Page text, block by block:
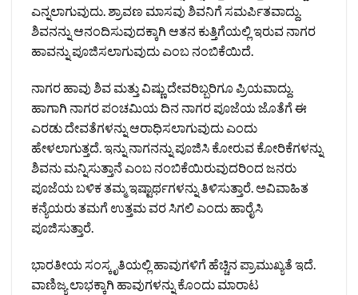
ಎನ್ನಲಾಗುವುದು. ಶ್ರಾವಣ ಮಾಸವು ಶಿವನಿಗೆ ಸಮರ್ಪಿತವಾದ್ದು.
ಶಿವನನ್ನು ಆನಂದಿಸುವುದಕ್ಕಾಗಿ ಆತನ ಕುತ್ತಿಗೆಯಲ್ಲಿ ಇರುವ ನಾಗರ
ಹಾವನ್ನು ಪೂಜಿಸಲಾಗುವುದು ಎಂಬ ನಂಬಿಕೆಯಿದೆ.
ನಾಗರ ಹಾವು ಶಿವ ಮತ್ತು ವಿಷ್ಣು ದೇವರಿಬ್ಬರಿಗೂ ಪ್ರಿಯವಾದ್ದು.
ಹಾಗಾಗಿ ನಾಗರ ಪಂಚಮಿಯ ದಿನ ನಾಗರ ಪೂಜೆಯ ಜೊತೆಗೆ ಈ
ಎರಡು ದೇವತೆಗಳನ್ನು ಆರಾಧಿಸಲಾಗುವುದು ಎಂದು
ಹೇಳಲಾಗುತ್ತದೆ. ಇನ್ನು ನಾಗನನ್ನು ಪೂಜಿಸಿ ಕೋರುವ ಕೋರಿಕೆಗಳನ್ನು
ಶಿವನು ಮನ್ನಿಸುತ್ತಾನೆ ಎಂಬ ನಂಬಿಕೆಯಿರುವುದರಿಂದ ಜನರು
ಪೂಜೆಯ ಬಳಿಕ ತಮ್ಮ ಇಷ್ಟಾರ್ಥಗಳನ್ನು ತಿಳಿಸುತ್ತಾರೆ. ಅವಿವಾಹಿತ
ಕನ್ಯೆಯರು ತಮಗೆ ಉತ್ತಮ ವರ ಸಿಗಲಿ ಎಂದು ಹಾರೈಸಿ
ಪೂಜಿಸುತ್ತಾರೆ.
ಭಾರತೀಯ ಸಂಸ್ಕೃತಿಯಲ್ಲಿ ಹಾವುಗಳಿಗೆ ಹೆಚ್ಚಿನ ಪ್ರಾಮುಖ್ಯತೆ ಇದೆ.
ವಾಣಿಜ್ಯ ಲಾಭಕ್ಕಾಗಿ ಹಾವುಗಳನ್ನು ಕೊಂದು ಮಾರಾಟ